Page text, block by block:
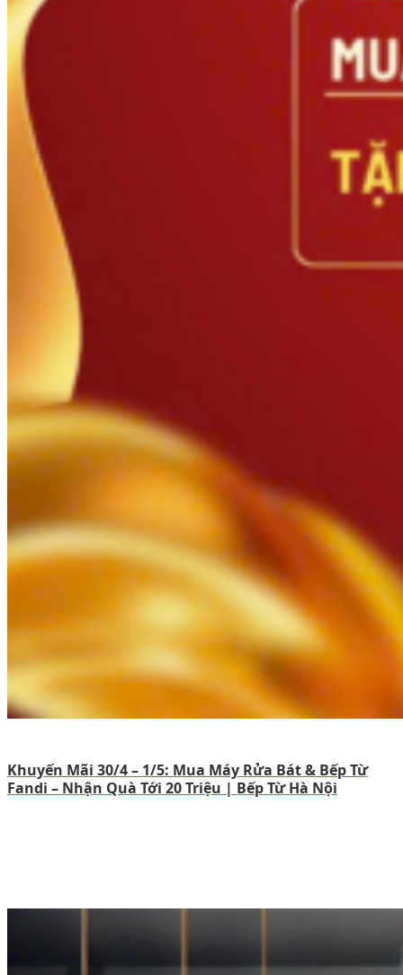
Khuyến Mãi 30/4 – 1/5: Mua Máy Rửa Bát & Bếp Từ
Fandi – Nhận Quà Tới 20 Triệu | Bếp Từ Hà Nội